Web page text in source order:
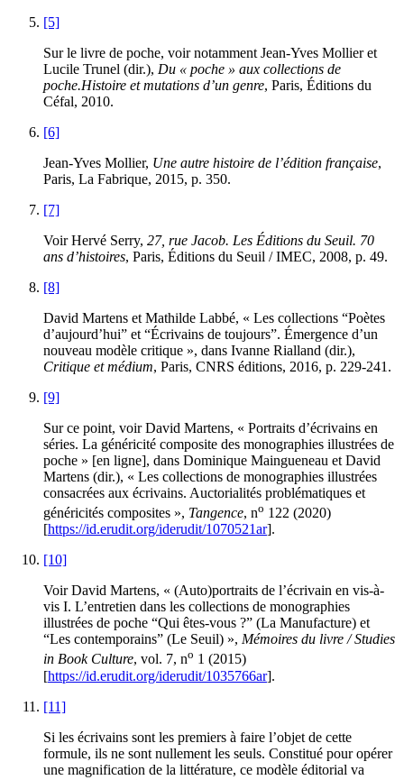
[5]
Sur le livre de poche, voir notamment Jean-Yves Mollier et
Lucile Trunel (dir.), Du « poche » aux collections de
poche.Histoire et mutations d’un genre, Paris, Éditions du
Céfal, 2010.
[6]
Jean-Yves Mollier, Une autre histoire de l’édition française,
Paris, La Fabrique, 2015, p. 350.
[7]
Voir Hervé Serry, 27, rue Jacob. Les Éditions du Seuil. 70
ans d’histoires, Paris, Éditions du Seuil / IMEC, 2008, p. 49.
[8]
David Martens et Mathilde Labbé, « Les collections “Poètes
d’aujourd’hui” et “Écrivains de toujours”. Émergence d’un
nouveau modèle critique », dans Ivanne Rialland (dir.),
Critique et médium, Paris, CNRS éditions, 2016, p. 229-241.
[9]
Sur ce point, voir David Martens, « Portraits d’écrivains en
séries. La généricité composite des monographies illustrées de
poche » [en ligne], dans Dominique Maingueneau et David
Martens (dir.), « Les collections de monographies illustrées
consacrées aux écrivains. Auctorialités problématiques et
généricités composites », Tangence, no 122 (2020)
[https://id.erudit.org/iderudit/1070521ar].
[10]
Voir David Martens, « (Auto)portraits de l’écrivain en vis-à-
vis I. L’entretien dans les collections de monographies
illustrées de poche “Qui êtes-vous ?” (La Manufacture) et
“Les contemporains” (Le Seuil) », Mémoires du livre / Studies
in Book Culture, vol. 7, no 1 (2015)
[https://id.erudit.org/iderudit/1035766ar].
[11]
Si les écrivains sont les premiers à faire l’objet de cette
formule, ils ne sont nullement les seuls. Constitué pour opérer
une magnification de la littérature, ce modèle éditorial va